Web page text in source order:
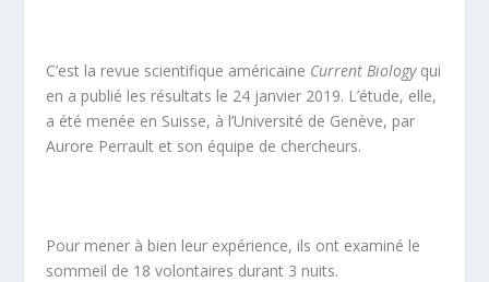
C’est la revue scientifique américaine Current Biologyqui
en a publié les résultats le 24 janvier 2019. L’étude, elle,
a été menée en Suisse, à l’Université de Genève, par
Aurore Perrault et son équipe de chercheurs.
Pour mener à bien leur expérience, ils ont examiné le
sommeil de 18 volontaires durant 3 nuits.